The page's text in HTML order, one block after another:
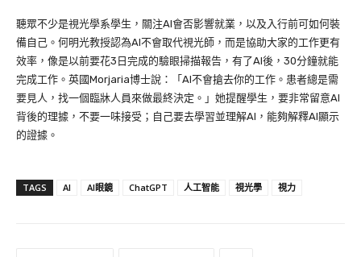
聽眾不少是視光學系學生，關注AI會否影響就業，以及入行前可如何裝
備自己。何明光教授認為AI不會取代視光師，而是協助大家的工作更有
效率，像是以前要花3日完成的驗眼掃描報告，有了AI後，30分鐘就能
完成工作。英國Morjaria博士說：「AI不會搶去你的工作。患者總是需
要見人，找一個臨牀人員來做最終決定。」她提醒學生，要非常留意AI
背後的理據，不要一味接受；自己要去學習並理解AI，能夠解釋AI顯示
的證據。
TAGS AI AI眼鏡 ChatGPT 人工智能 視光學 視力